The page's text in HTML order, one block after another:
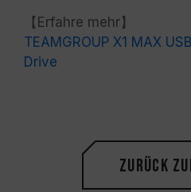
【Erfahre mehr】
TEAMGROUP X1 MAX
Drive
Zurück